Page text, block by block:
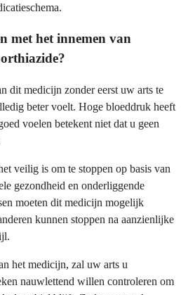
met het innemen van
dit medicijn zonder eerst uw arts te
beter voelt. Hoge bloeddruk heeft
voelen betekent niet dat u geen
veilig is om te stoppen op basis van
gezondheid en onderliggende
moeten dit medicijn mogelijk
kunnen stoppen na aanzienlijke
het medicijn, zal uw arts u
nauwlettend willen controleren om